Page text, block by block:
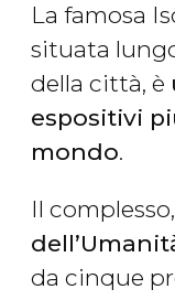
La famosa
situata
della città, è
espositivi
mondo.
Il
da cinque